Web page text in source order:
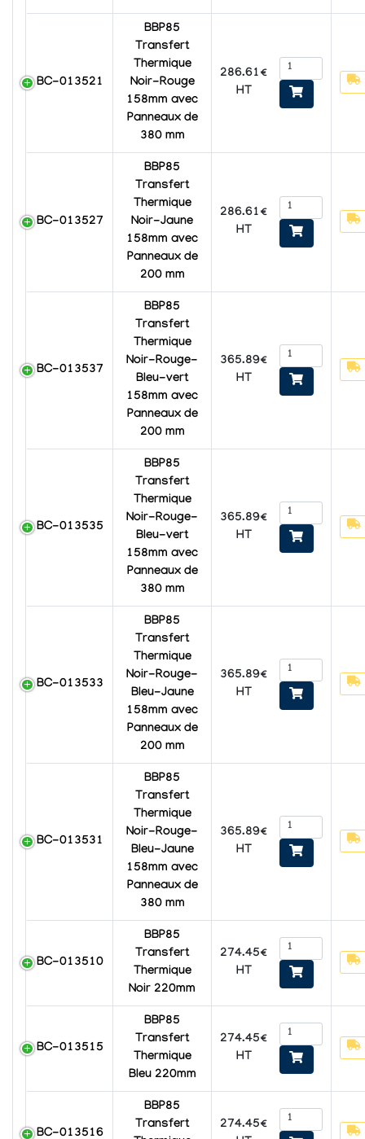
BC-013521
BBP85
Transfert
Thermique
Noir-Rouge
158mm avec
Panneaux de
380 mm
286.61€
HT
BC-013527
BBP85
Transfert
Thermique
Noir-Jaune
158mm avec
Panneaux de
200 mm
286.61€
HT
BC-013537
BBP85
Transfert
Thermique
Noir-Rouge-
Bleu-vert
158mm avec
Panneaux de
200 mm
365.89€
HT
BC-013535
BBP85
Transfert
Thermique
Noir-Rouge-
Bleu-vert
158mm avec
Panneaux de
380 mm
365.89€
HT
BC-013533
BBP85
Transfert
Thermique
Noir-Rouge-
Bleu-Jaune
158mm avec
Panneaux de
200 mm
365.89€
HT
BC-013531
BBP85
Transfert
Thermique
Noir-Rouge-
Bleu-Jaune
158mm avec
Panneaux de
380 mm
365.89€
HT
BC-013510
BBP85
Transfert
Thermique
Noir 220mm
274.45€
HT
BC-013515
BBP85
Transfert
Thermique
Bleu 220mm
274.45€
HT
BC-013516
BBP85
Transfert
274.45€